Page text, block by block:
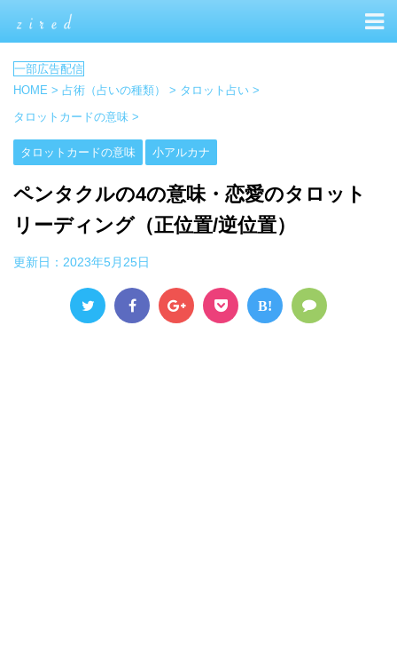
HOME > 占術（占いの種類） > タロット占い >
タロットカードの意味 >
タロットカードの意味 小アルカナ
ペンタクルの4の意味・恋愛のタロット
リーディング（正位置/逆位置）
更新日： 2023年5月25日
B!